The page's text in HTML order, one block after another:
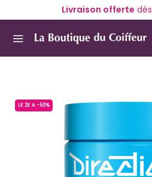
Livraison offerte dès
LE 2E A -50%